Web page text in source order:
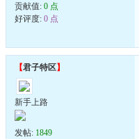
贡献值: 0 点
好评度: 0 点
【君子特区】
新手上路
发帖: 1849